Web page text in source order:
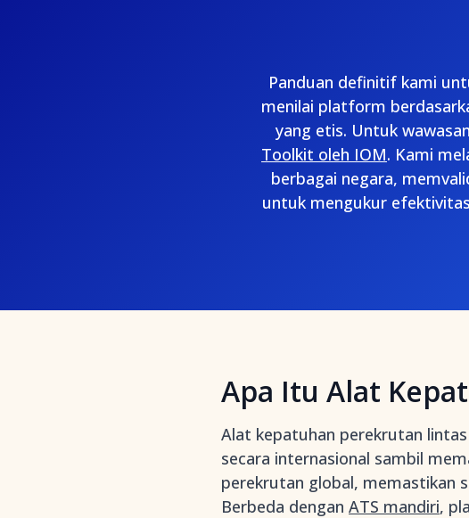
Panduan definitif kami
menilai platform
yang etis. Untuk
Toolkit oleh IOM. Kami
berbagai negara,
untuk mengukur
Apa Itu Alat
Alat kepatuhan perekrutan
secara internasional sambil
perekrutan global, memastikan
Berbeda dengan ATS mandiri,